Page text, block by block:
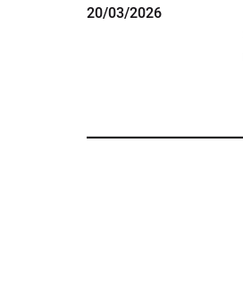
20/03/2026